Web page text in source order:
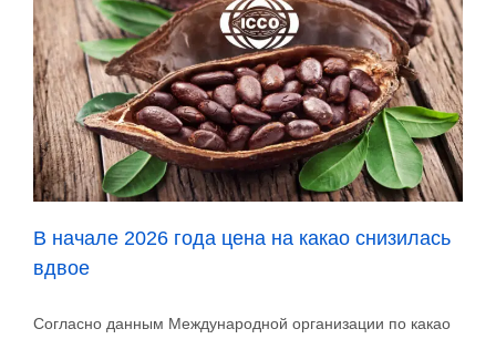
В начале 2026 года цена на какао снизилась
вдвое
Согласно данным Международной организации по какао